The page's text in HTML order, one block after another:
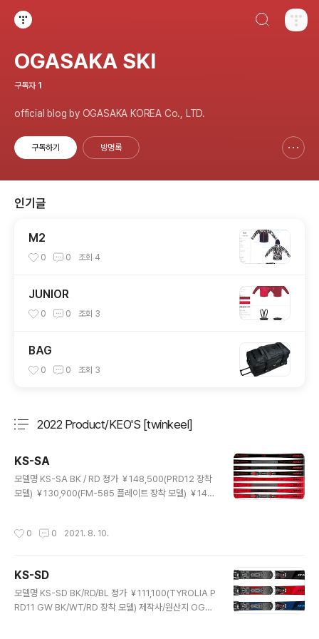
OGASAKA SKI
구독자 1
official blog by OGASAKA KOREA Co., LTD.
구독하기 방명록
인기글
M2
0 0 조회 4
JUNIOR
0 0 조회 3
BAG
0 0 조회 3
2022 Product/KEO'S [twinkeel]
KS-SA
모델명 KS-SA BK / RD 정가 ￥148,500(PRD12 장착
모델) ￥130,900(FM-585 플레이트 장착 모델) ￥140,
0cm / 16.0 / 116.5-69.0-99.5 165cm / 15.0 / 116.
l 구조, STB, F.L.F, F.F.S / NF 우드코어 AL7178 & 특수
F.R.P 활주면/가공/에지 UHMW-PE 흑연 / 마이크로 스
톤 & 세라믹 디스크 마무리 / 크로스 스트럭쳐 / 심리스..
0 0 2021. 8. 10.
KS-SD
모델명 KS-SD BK/RD/BL 정가 ￥111,100(TYROLIA P
RD11 GW BK/WT/RD 장착 모델) 제작사/원산지 OGA